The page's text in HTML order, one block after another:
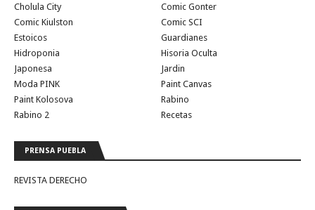
Cholula City
Comic Gonter
Comic Kiulston
Comic SCI
Estoicos
Guardianes
Hidroponia
Hisoria Oculta
Japonesa
Jardin
Moda PINK
Paint Canvas
Paint Kolosova
Rabino
Rabino 2
Recetas
PRENSA PUEBLA
REVISTA DERECHO